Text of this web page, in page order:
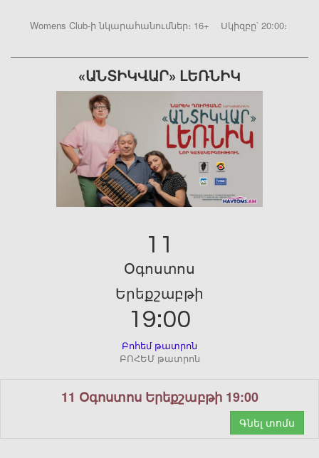
Womens Club-ի նկարահանումներ։ 16+ Սկիզբը՝ 20:00։
«ԱՆՏԻԿՎԱՐ» ԼԵՌՆԻԿ
11
Օգոստոս
Երեքշաբթի
19:00
Բոհեմ թատրոն
ԲՈՀԵՄ թատրոն
11 Օգոստոս Երեքշաբթի 19:00
Գնել տոմս